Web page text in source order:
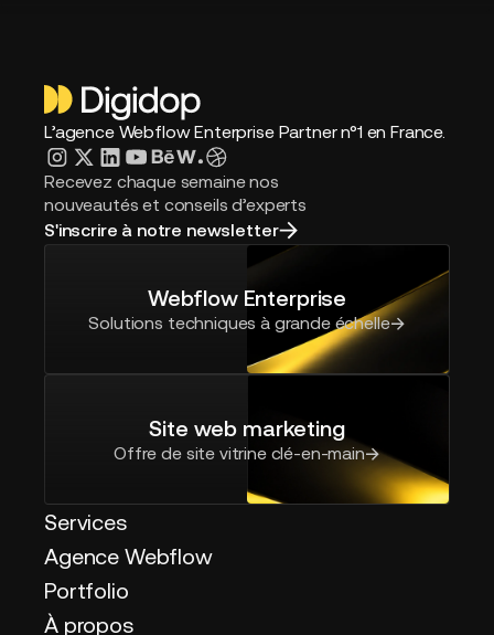
L’agence Webflow Enterprise Partner n°1 en France.
Recevez chaque semaine nos
nouveautés et conseils d’experts
S'inscrire à notre newsletter
Webflow Enterprise
Solutions techniques à grande échelle
Site web marketing
Offre de site vitrine clé-en-main
Services
Agence Webflow
Portfolio
À propos